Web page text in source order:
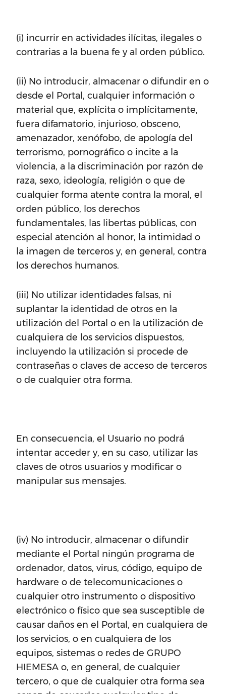
(i) incurrir en actividades ilícitas, ilegales o
contrarias a la buena fe y al orden público.
(ii) No introducir, almacenar o difundir en o
desde el Portal, cualquier información o
material que, explícita o implícitamente,
fuera difamatorio, injurioso, obsceno,
amenazador, xenófobo, de apología del
terrorismo, pornográfico o incite a la
violencia, a la discriminación por razón de
raza, sexo, ideología, religión o que de
cualquier forma atente contra la moral, el
orden público, los derechos
fundamentales, las libertas públicas, con
especial atención al honor, la intimidad o
la imagen de terceros y, en general, contra
los derechos humanos.
(iii) No utilizar identidades falsas, ni
suplantar la identidad de otros en la
utilización del Portal o en la utilización de
cualquiera de los servicios dispuestos,
incluyendo la utilización si procede de
contraseñas o claves de acceso de terceros
o de cualquier otra forma.
En consecuencia, el Usuario no podrá
intentar acceder y, en su caso, utilizar las
claves de otros usuarios y modificar o
manipular sus mensajes.
(iv) No introducir, almacenar o difundir
mediante el Portal ningún programa de
ordenador, datos, virus, código, equipo de
hardware o de telecomunicaciones o
cualquier otro instrumento o dispositivo
electrónico o físico que sea susceptible de
causar daños en el Portal, en cualquiera de
los servicios, o en cualquiera de los
equipos, sistemas o redes de GRUPO
HIEMESA o, en general, de cualquier
tercero, o que de cualquier otra forma sea